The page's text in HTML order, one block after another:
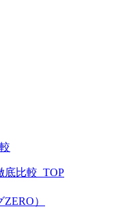
底比較_TOP
）